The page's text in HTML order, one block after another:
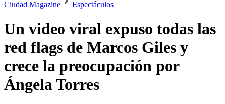
Ciudad Magazine Espectáculos
Un video viral expuso todas las
red flags de Marcos Giles y
crece la preocupación por
Ángela Torres